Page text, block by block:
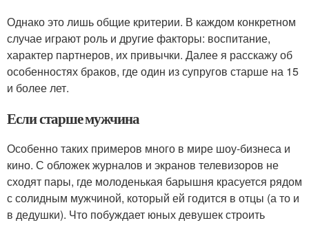
Однако это лишь общие критерии. В каждом конкретном
случае играют роль и другие факторы: воспитание,
характер партнеров, их привычки. Далее я расскажу об
особенностях браков, где один из супругов старше на 15
и более лет.
Если старше мужчина
Особенно таких примеров много в мире шоу-бизнеса и
кино. С обложек журналов и экранов телевизоров не
сходят пары, где молоденькая барышня красуется рядом
с солидным мужчиной, который ей годится в отцы (а то и
в дедушки). Что побуждает юных девушек строить